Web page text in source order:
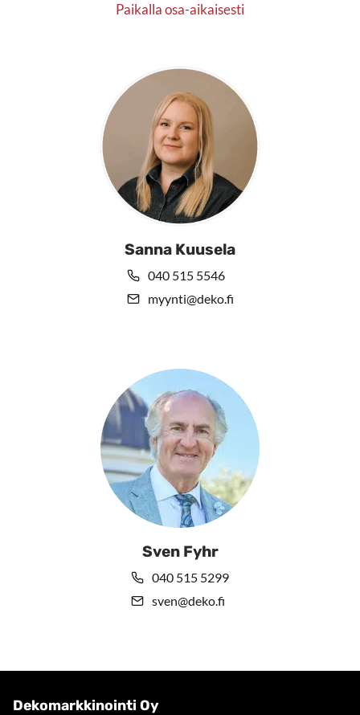
Paikalla osa-aikaisesti
Sanna Kuusela
040 515 5546
myynti@deko.fi
Sven Fyhr
040 515 5299
sven@deko.fi
Dekomarkkinointi Oy